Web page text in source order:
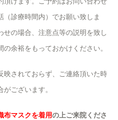
診療時間内）でお願い致しま
の場合、注意点等の説明を致し
余裕をもっておかけください。
映されておらず、ご連絡頂いた時
ございます。
布マスクを着用の上ご来院くださ